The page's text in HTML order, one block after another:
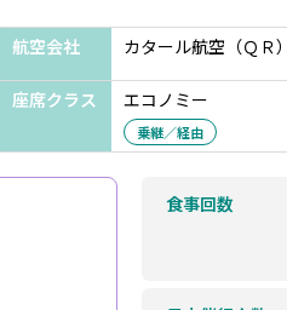
航空会社 カタール航空（ＱＲ
座席クラス エコノミー
乗継／経由
食事回数